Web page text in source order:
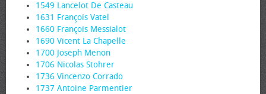
1549 Lancelot De Casteau
1631 François Vatel
1660 François Messialot
1690 Vicent La Chapelle
1700 Joseph Menon
1706 Nicolas Stohrer
1736 Vincenzo Corrado
1737 Antoine Parmentier